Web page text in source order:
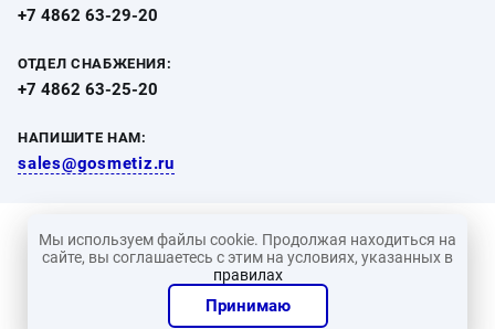
+7 4862 63-29-20
ОТДЕЛ СНАБЖЕНИЯ:
+7 4862 63-25-20
НАПИШИТЕ НАМ:
sales@gosmetiz.ru
© 2010-2026 г. ООО «Промышленное снабжение». Все
права защищены
Политика конфиденциальности
Создание сайта —Студия 404
Мы используем файлы cookie. Продолжая находиться на
сайте, вы соглашаетесь с этим на условиях, указанных в
правилах
Принимаю